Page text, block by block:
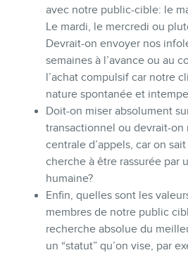
avec notre public-cible: le
Le mardi, le mercredi ou
Devrait-on envoyer nos
semaines à l’avance ou au
l’achat compulsif car notre
nature spontanée et
Doit-on miser absolument
transactionnel ou devrait-on
centrale d’appels, car on
cherche à être rassurée par
humaine?
Enfin, quelles sont les
membres de notre public
recherche absolue du
un “statut” qu’on vise, par